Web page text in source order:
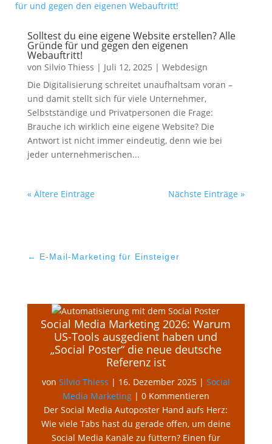
Solltest du eine eigene Website erstellen? Alle
Gründe für und gegen den eigenen
Webauftritt!
von Silvio Thiess | Juli 12, 2025 | Webdesign
Die Digitalisierung schreitet unaufhaltsam voran –
und damit stellt sich für viele Unternehmer,
Selbstständige und Privatpersonen die Frage:
Brauche ich wirklich eine eigene Website? Die
Antwort ist nicht immer eindeutig, denn wie bei
jeder unternehmerischen...
« Ältere Einträge Nächste Einträge »
← E-Mail-Marketing für Einsteiger
Social Media Marketing 2026: Warum
US-Tools ausgedient haben und
„Social Poster“ die neue deutsche
Referenz ist
von Silvio Thiess | 16. Dezember 2025| Social
Media Marketing| 0 Kommentieren
Der Social Media Autoposter Hand aufs Herz:
Wie viele Tabs hast du gerade offen, um deine
Social Media Kanäle zu füttern? Einen für